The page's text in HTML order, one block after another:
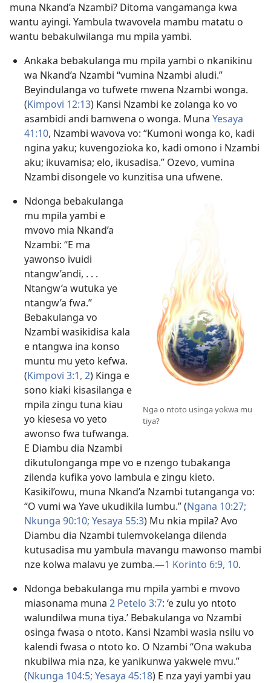
muna Nkand’a Nzambi? Ditoma vangamanga kwa
wantu ayingi. Yambula twavovela mambu matatu o
wantu bebakulwilanga mu mpila yambi.
Ankaka bebakulanga mu mpila yambi o nkanikinu
wa Nkand’a Nzambi “vumina Nzambi aludi.”
Beyindulanga vo tufwete mwena Nzambi wonga.
(Kimpovi 12:13) Kansi Nzambi ke zolanga ko vo
asambidi andi bamwena o wonga. Muna Yesaya
41:10, Nzambi wavova vo: “Kumoni wonga ko, kadi
ngina yaku; kuvengozioka ko, kadi omono i Nzambi
aku; ikuvamisa; elo, ikusadisa.” Ozevo, vumina
Nzambi disongele vo kunzitisa una ufwene.
Nga o ntoto usinga yokwa mu
tiya?
Ndonga bebakulanga
mu mpila yambi e
mvovo mia Nkand’a
Nzambi: “E ma
yawonso ivuidi
ntangw’andi, . . .
Ntangw’a wutuka ye
ntangw’a fwa.”
Bebakulanga vo
Nzambi wasikidisa kala
e ntangwa ina konso
muntu mu yeto kefwa.
(Kimpovi 3:1, 2) Kinga e
sono kiaki kisasilanga e
mpila zingu tuna kiau
yo kiesesa vo yeto
awonso fwa tufwanga.
E Diambu dia Nzambi
dikutulonganga mpe vo e nzengo tubakanga
zilenda kufika yovo lambula e zingu kieto.
Kasikil’owu, muna Nkand’a Nzambi tutanganga vo:
“O vumi wa Yave ukudikila lumbu.” (Ngana 10:27;
Nkunga 90:10; Yesaya 55:3) Mu nkia mpila? Avo
Diambu dia Nzambi tulemvokelanga dilenda
kutusadisa mu yambula mavangu mawonso mambi
nze kolwa malavu ye zumba.—1 Korinto 6:9, 10.
Ndonga bebakulanga mu mpila yambi e mvovo
miasonama muna 2 Petelo 3:7: ‘e zulu yo ntoto
walundilwa muna tiya.’ Bebakulanga vo Nzambi
osinga fwasa o ntoto. Kansi Nzambi wasia nsilu vo
kalendi fwasa o ntoto ko. O Nzambi “Ona wakuba
nkubilwa mia nza, ke yanikunwa yakwele mvu.”
(Nkunga 104:5; Yesaya 45:18) E nza yayi yambi yau